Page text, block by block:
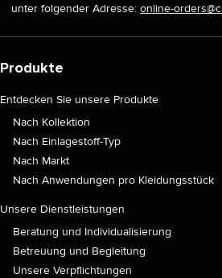
unter folgender Adresse: online-
Produkte
Entdecken Sie unsere Produkte
Nach Kollektion
Nach Einlagestoff-Typ
Nach Markt
Nach Anwendungen pro Kleidungsstück
Unsere Dienstleistungen
Beratung und Individualisierung
Betreuung und Begleitung
Unsere Verpflichtungen